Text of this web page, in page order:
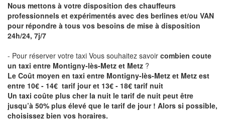
Nous mettons à votre disposition des chauffeurs
professionnels et expérimentés avec des berlines et/ou VAN
pour répondre à tous vos besoins de mise à disposition
24h/24, 7j/7
- Pour réserver votre taxi Vous souhaitez savoir combien coute
un taxi entre Montigny-lès-Metz et Metz ?
Le Coût moyen en taxi entre Montigny-lès-Metz et Metz est
entre 10€ - 14€ tarif jour et 13€ - 18€ tarif nuit
Un taxi coûte plus cher la nuit le tarif de nuit peut être
jusqu’à 50% plus élevé que le tarif de jour ! Alors si possible,
choisissez bien vos horaires.